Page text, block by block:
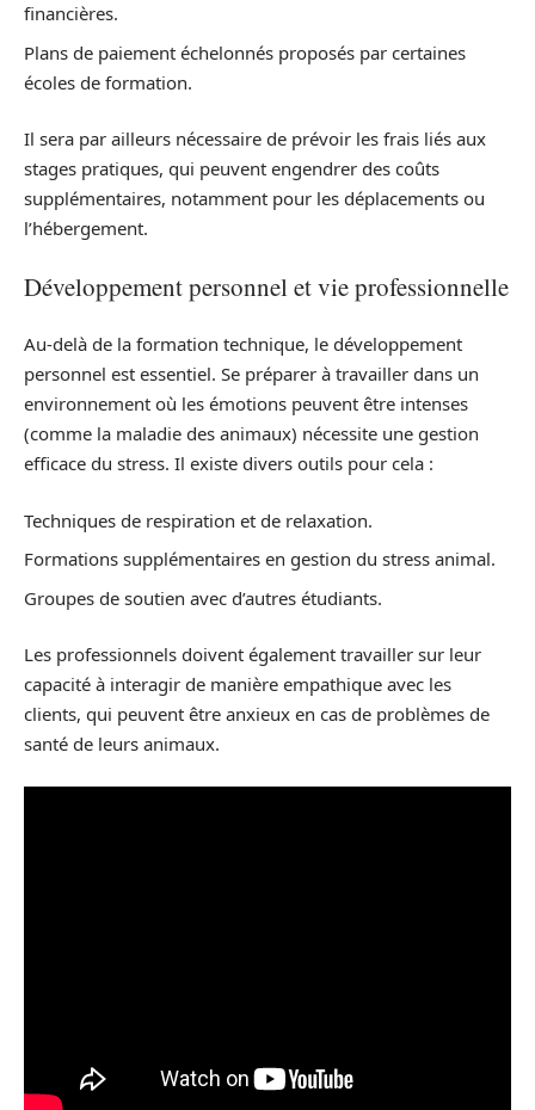
financières.
Plans de paiement échelonnés proposés par certaines
écoles de formation.
Il sera par ailleurs nécessaire de prévoir les frais liés aux
stages pratiques, qui peuvent engendrer des coûts
supplémentaires, notamment pour les déplacements ou
l’hébergement.
Développement personnel et vie professionnelle
Au-delà de la formation technique, le développement
personnel est essentiel. Se préparer à travailler dans un
environnement où les émotions peuvent être intenses
(comme la maladie des animaux) nécessite une gestion
efficace du stress. Il existe divers outils pour cela :
Techniques de respiration et de relaxation.
Formations supplémentaires en gestion du stress animal.
Groupes de soutien avec d’autres étudiants.
Les professionnels doivent également travailler sur leur
capacité à interagir de manière empathique avec les
clients, qui peuvent être anxieux en cas de problèmes de
santé de leurs animaux.